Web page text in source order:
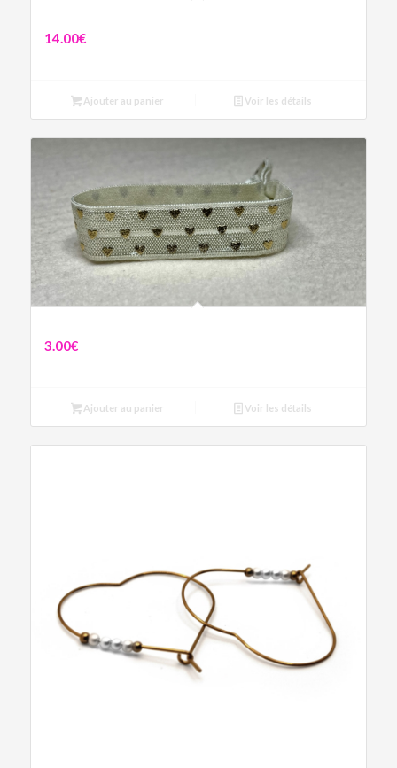
14.00€
Ajouter au panier Voir les détails
3.00€
Ajouter au panier Voir les détails